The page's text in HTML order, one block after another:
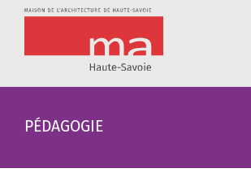
Passer
Accueil
Cinéma
PÉDAGOGIE